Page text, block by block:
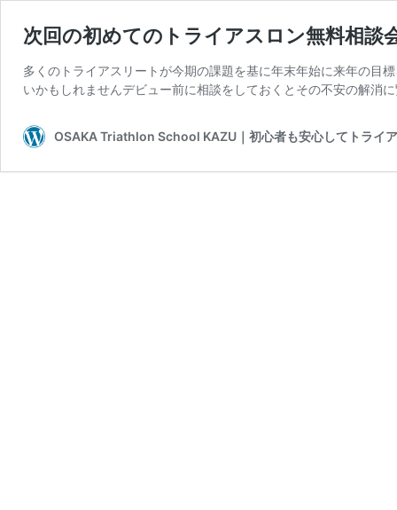
次回の初めてのトライアスロン無料相談
多くのトライアスリートが今期の課題を基に年末年始に来年の目
いかもしれませんデビュー前に相談をしておくとその不安の解消
OSAKA Triathlon School KAZU｜初心者も安心してトライ